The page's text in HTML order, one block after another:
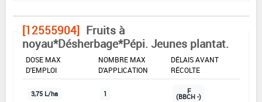
[12555904] Fruits à
noyau*Désherbage*Pépi. Jeunes plantat.
DOSE MAX
D'EMPLOI
NOMBRE MAX
D'APPLICATION
DÉLAIS AVANT
RÉCOLTE
3,75 L/ha 1 F
(BBCH -)